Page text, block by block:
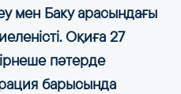
мен Баку арасындағы
Оқиға 27
пәтерде
барысында